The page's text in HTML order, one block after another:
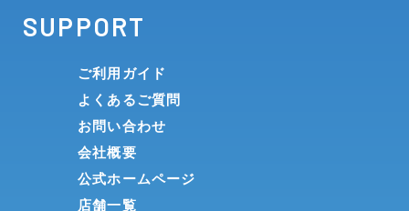
SUPPORT
ご利用ガイド
よくあるご質問
お問い合わせ
会社概要
公式ホームページ
店舗一覧